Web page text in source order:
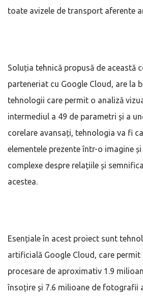
toate avizele de transport aferente
Soluția tehnică propusă de această
parteneriat cu Google Cloud, are la
tehnologii care permit o analiză
intermediul a 49 de parametri și a
corelare avansați, tehnologia va fi
elementele prezente într-o imagine
complexe despre relațiile și
acestea.
Esențiale în acest proiect sunt
artificială Google Cloud, care
procesare de aproximativ 1.9
însoțire și 7.6 milioane de fotografii